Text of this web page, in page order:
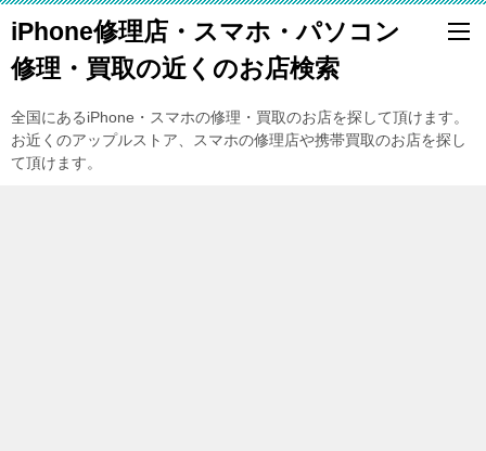
iPhone修理店・スマホ・パソコン
修理・買取の近くのお店検索
全国にあるiPhone・スマホの修理・買取のお店を探して頂けます。
お近くのアップルストア、スマホの修理店や携帯買取のお店を探し
て頂けます。